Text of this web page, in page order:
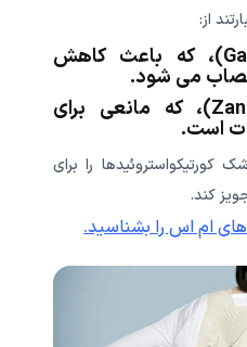
از:
باکلوفن (Gablofen)، که باعث کاهش
می شود.
تیزانیدین (Zanaflex)، که مانعی برای
است.
را برای
ام اس را بشناسید.